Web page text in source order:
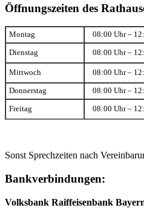
Öffnungszeiten des
Montag 08:00 Uhr –
Dienstag 08:00 Uhr –
Mittwoch 08:00 Uhr –
Donnerstag 08:00 Uhr –
Freitag 08:00 Uhr –
Sonst Sprechzeiten nach
Bankverbindungen:
Volksbank Raiffeisenbank